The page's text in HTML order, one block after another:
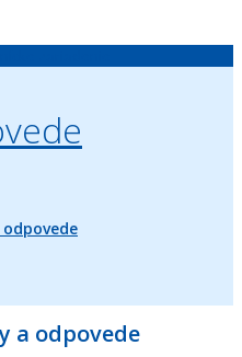
a odpovede